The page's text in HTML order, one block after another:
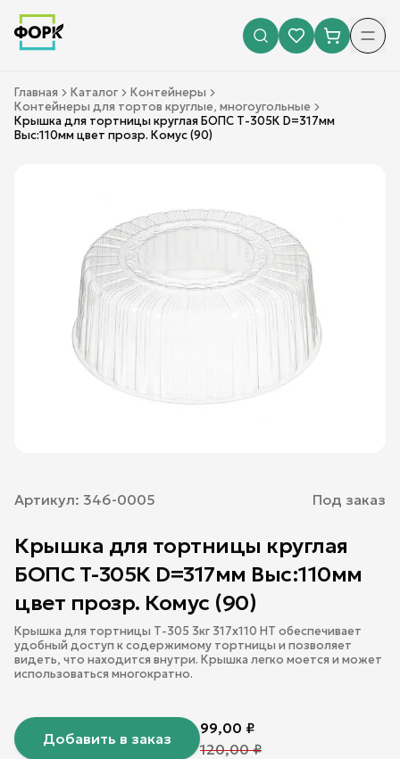
Главная Каталог
Контейнеры
Контейнеры для тортов круглые, многоугольные
Крышка для тортницы круглая БОПС Т-305К D=317мм
Выс:110мм цвет прозр. Комус (90)
Артикул: 346-0005 Под заказ
Крышка для тортницы круглая
БОПС Т-305К D=317мм Выс:110мм
цвет прозр. Комус (90)
Крышка для тортницы Т-305 3кг 317х110 НТ обеспечивает
удобный доступ к содержимому тортницы и позволяет
видеть, что находится внутри. Крышка легко моется и может
использоваться многократно.
Добавить в заказ
99,00 ₽
120,00₽